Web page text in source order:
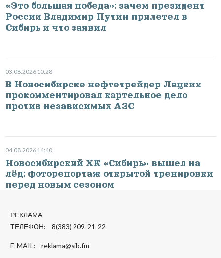
«Это большая победа»: зачем президент
России Владимир Путин прилетел в
Сибирь и что заявил
03.08.2026 10:28
В Новосибирске нефтетрейдер Лацких
прокомментировал картельное дело
против независимых АЗС
04.08.2026 14:40
Новосибирский ХК «Сибирь» вышел на
лёд: фоторепортаж открытой тренировки
перед новым сезоном
РЕКЛАМА
ТЕЛЕФОН: 8(383) 209-21-22
E-MAIL: reklama@sib.fm